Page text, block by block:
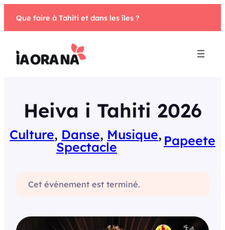
Que faire à Tahiti et dans les îles ?
Heiva i Tahiti 2026
Culture, Danse, Musique ,
Spectacle
Papeete
Cet événement est terminé.